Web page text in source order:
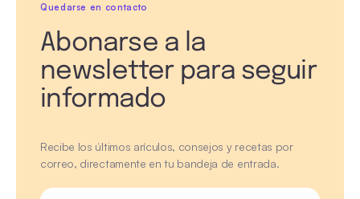
Quedarse en contacto
Abonarse a la
newsletter para seguir
informado
Recibe los últimos arículos, consejos y recetas por
correo, directamente en tu bandeja de entrada.